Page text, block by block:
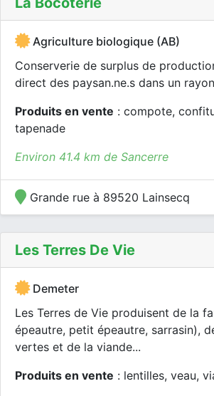
Agriculture biologique (AB)
Conserverie de surplus de
direct des paysan.ne.s dans un
Produits en vente : compote,
tapenade
Environ 41.4 km de Sancerre
Grande rue à 89520 Lainsecq
Les Terres De Vie
Demeter
Les Terres de Vie produisent de la
épeautre, petit épeautre, sarrasin),
vertes et de la viande...
Produits en vente : lentilles, veau,